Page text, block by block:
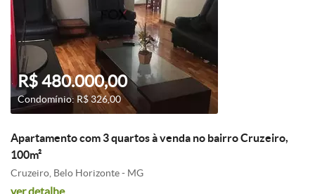
R$ 480.000,00
Condomínio: R$ 326,00
Apartamento com 3 quartos à venda no bairro Cruzeiro,
100m²
Cruzeiro, Belo Horizonte - MG
ver detalhe